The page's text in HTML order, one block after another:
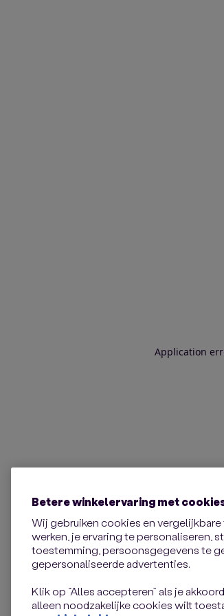
Application
Betere winkelervaring met
Wij gebruiken cookies en
werken, je ervaring te personaliseren,
toestemming, persoonsgegevens te
gepersonaliseerde advertenties.
Klik op “Alles accepteren” als je
alleen noodzakelijke cookies wilt